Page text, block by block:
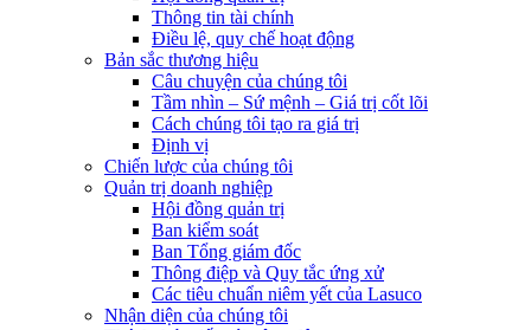
Thông tin tài chính
Điều lệ, quy chế hoạt động
Bản sắc thương hiệu
Câu chuyện của chúng tôi
Tầm nhìn – Sứ mệnh – Giá trị cốt lõi
Cách chúng tôi tạo ra giá trị
Định vị
Chiến lược của chúng tôi
Quản trị doanh nghiệp
Hội đồng quản trị
Ban kiểm soát
Ban Tổng giám đốc
Thông điệp và Quy tắc ứng xử
Các tiêu chuẩn niêm yết của Lasuco
Nhận diện của chúng tôi